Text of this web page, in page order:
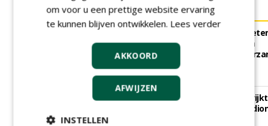
AGENDA
Klankbordsessies
bijdragen aan uniform
aanbesteden van
kunstgrasvelden
woensdag 23 september 2026
t/m dinsdag 29 september 2026
Nationale Grasdag strijkt
neer in MAC³PARK
om voor u een prettige website ervaring
te kunnen blijven ontwikkelen. Lees verder
AKKOORD
AFWIJZEN
INSTELLEN